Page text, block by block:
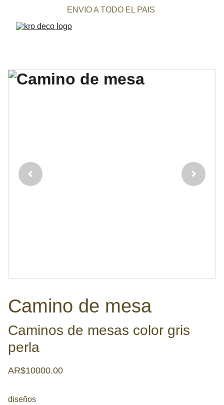
ENVIO A TODO EL PAIS
Camino de mesa
Caminos de mesas color gris
perla
AR$10000.00
diseños